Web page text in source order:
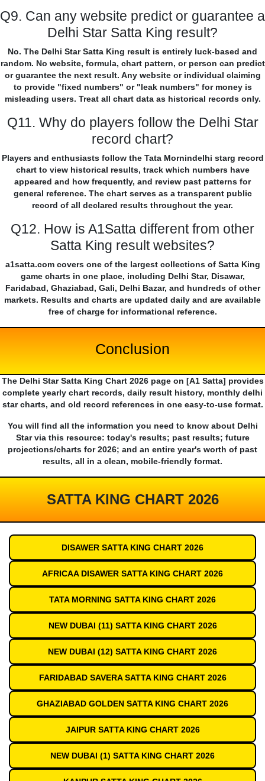
Q9. Can any website predict or guarantee a
Delhi Star Satta King result?
No. The Delhi Star Satta King result is entirely luck-based and
random. No website, formula, chart pattern, or person can predict
or guarantee the next result. Any website or individual claiming
to provide "fixed numbers" or "leak numbers" for money is
misleading users. Treat all chart data as historical records only.
Q11. Why do players follow the Delhi Star
record chart?
Players and enthusiasts follow the Tata Mornindelhi starg record
chart to view historical results, track which numbers have
appeared and how frequently, and review past patterns for
general reference. The chart serves as a transparent public
record of all declared results throughout the year.
Q12. How is A1Satta different from other
Satta King result websites?
a1satta.com covers one of the largest collections of Satta King
game charts in one place, including Delhi Star, Disawar,
Faridabad, Ghaziabad, Gali, Delhi Bazar, and hundreds of other
markets. Results and charts are updated daily and are available
free of charge for informational reference.
Conclusion
The Delhi Star Satta King Chart 2026 page on [A1 Satta] provides
complete yearly chart records, daily result history, monthly delhi
star charts, and old record references in one easy-to-use format.
You will find all the information you need to know about Delhi
Star via this resource: today's results; past results; future
projections/charts for 2026; and an entire year's worth of past
results, all in a clean, mobile-friendly format.
SATTA KING CHART 2026
DISAWER SATTA KING CHART 2026
AFRICAA DISAWER SATTA KING CHART 2026
TATA MORNING SATTA KING CHART 2026
NEW DUBAI (11) SATTA KING CHART 2026
NEW DUBAI (12) SATTA KING CHART 2026
FARIDABAD SAVERA SATTA KING CHART 2026
GHAZIABAD GOLDEN SATTA KING CHART 2026
JAIPUR SATTA KING CHART 2026
NEW DUBAI (1) SATTA KING CHART 2026